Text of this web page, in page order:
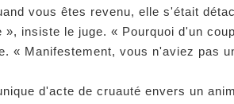
vous êtes revenu, elle s'était
», insiste le juge. « Pourquoi d'un
« Manifestement, vous n'aviez pas
d'acte de cruauté envers un